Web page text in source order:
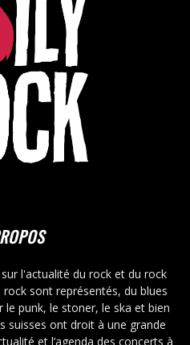
l'actualité du rock et du rock
sont représentés, du blues
punk, le stoner, le ska et bien
suisses ont droit à une grande
et l’agenda des concerts à